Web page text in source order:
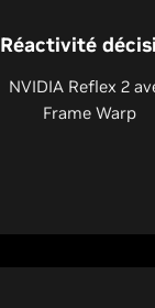
Réactivité
NVIDIA Reflex 2
Frame Warp